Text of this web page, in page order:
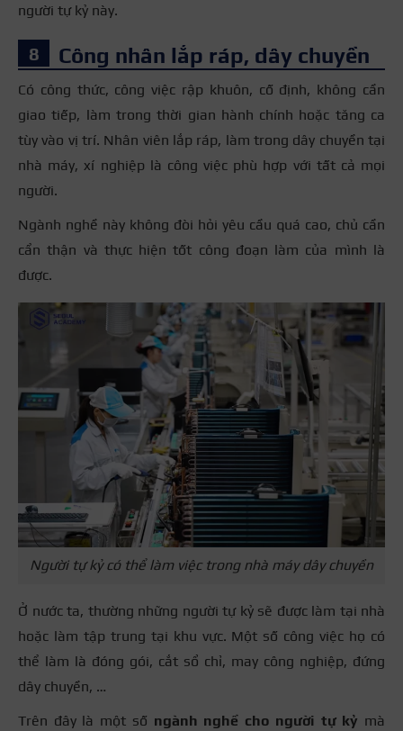
người tự kỷ này.
Công nhân lắp ráp, dây chuyền
Có công thức, công việc rập khuôn, cố định, không cần
giao tiếp, làm trong thời gian hành chính hoặc tăng ca
tùy vào vị trí. Nhân viên lắp ráp, làm trong dây chuyền tại
nhà máy, xí nghiệp là công việc phù hợp với tất cả mọi
người.
Ngành nghề này không đòi hỏi yêu cầu quá cao, chủ cần
cẩn thận và thực hiện tốt công đoạn làm của mình là
được.
Người tự kỷ có thể làm việc trong nhà máy dây chuyền
Ở nước ta, thường những người tự kỷ sẽ được làm tại nhà
hoặc làm tập trung tại khu vực. Một số công việc họ có
thể làm là đóng gói, cắt sổ chỉ, may công nghiệp, đứng
dây chuyền, …
Trên đây là một số ngành nghề cho người tự kỷ mà